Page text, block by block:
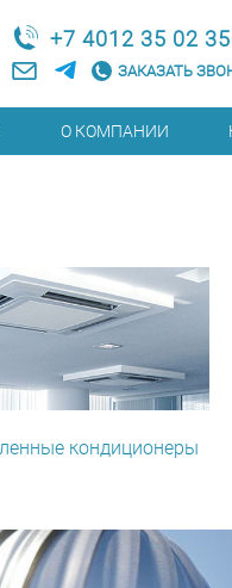
+7 4012 35 02 35
ЗАКАЗАТЬ
О КОМПАНИИ
кондиционеры